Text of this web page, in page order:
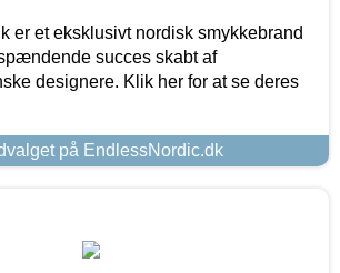
er et eksklusivt nordisk smykkebrand
succes skabt af
designere. Klik her for at se deres
på EndlessNordic.dk